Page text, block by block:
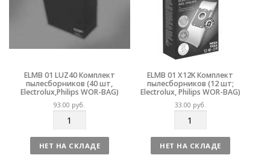
ELMB 01 LUZ40 Комплект
пылесборников (40 шт,
Electrolux,Philips WOR-BAG)
93.00 руб.
л
и
НЕТ НА СКЛАДЕ
ELMB 01 X12K Комплект
пылесборников (12 шт;
Electrolux, Philips WOR-BAG)
33.00 руб.
л
и
НЕТ НА СКЛАДЕ